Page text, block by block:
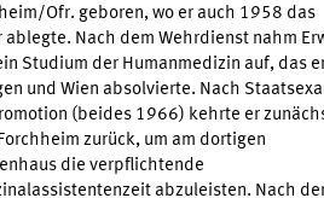
Ofr. geboren, wo er auch 1958 das
ablegte. Nach dem Wehrdienst nahm
Studium der Humanmedizin auf, das
und Wien absolvierte. Nach
(beides 1966) kehrte er
zurück, um am dortigen
die verpflichtende
abzuleisten. Nach